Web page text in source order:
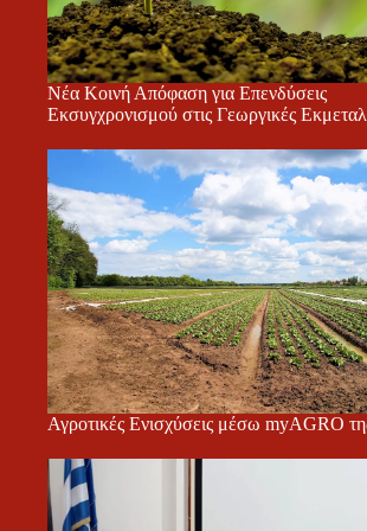
Νέα Κοινή Απόφαση για Επενδύσεις
Εκσυγχρονισμού στις Γεωργικές
Αγροτικές Ενισχύσεις μέσω myAGRO